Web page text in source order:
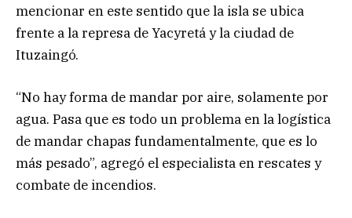
mencionar en este sentido que la isla se ubica
frente a la represa de Yacyretá y la ciudad de
Ituzaingó.
“No hay forma de mandar por aire, solamente por
agua. Pasa que es todo un problema en la logística
de mandar chapas fundamentalmente, que es lo
más pesado”, agregó el especialista en rescates y
combate de incendios.